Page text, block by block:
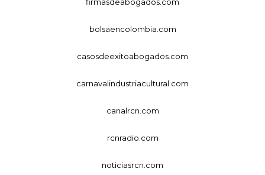
bolsaencolombia.com
casosdeexitoabogados.com
carnavalindustriacultural.com
canalrcn.com
rcnradio.com
noticiasrcn.com